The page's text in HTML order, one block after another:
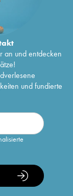
an und entdecken
und fundierte